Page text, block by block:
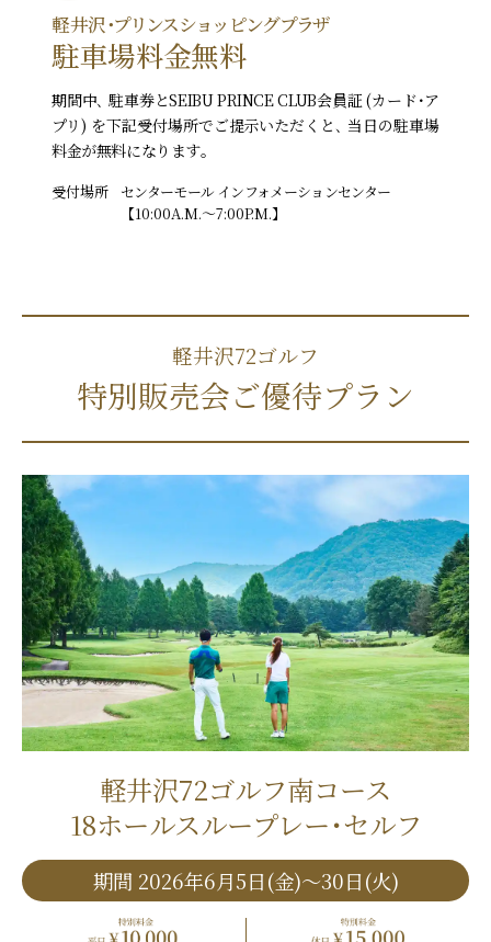
軽井沢･プリンスショッピングプラザ
駐車場料金無料
期間中､ 駐車券とSEIBU PRINCE CLUB会員証 (カード･ア
プリ) を下記受付場所でご提示いただくと､ 当日の駐車場
料金が無料になります｡
受付場所
センターモール インフォメーションセンター
【10:00A.M.〜7:00P.M.】
軽井沢72ゴルフ
特別販売会ご優待プラン
軽井沢72ゴルフ南コース
18ホールスループレー･セルフ
期間 2026年6月5日(金)〜30日(火)
平日 特別料金 ￥10,000